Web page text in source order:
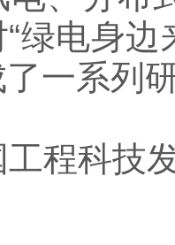
绿电身边
一系列
科技发